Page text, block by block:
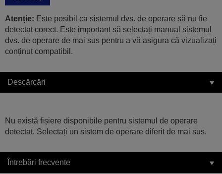
Atenție: Este posibil ca sistemul dvs. de operare să nu fie
detectat corect. Este important să selectați manual sistemul
dvs. de operare de mai sus pentru a vă asigura că vizualizați
conținut compatibil.
Descărcări
Nu există fișiere disponibile pentru sistemul de operare
detectat. Selectați un sistem de operare diferit de mai sus.
Întrebări frecvente